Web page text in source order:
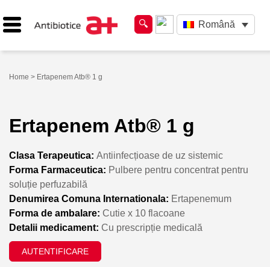
Română
Home > Ertapenem Atb® 1 g
Ertapenem Atb® 1 g
Clasa Terapeutica: Antiinfecțioase de uz sistemic
Forma Farmaceutica: Pulbere pentru concentrat pentru
soluție perfuzabilă
Denumirea Comuna Internationala: Ertapenemum
Forma de ambalare: Cutie x 10 flacoane
Detalii medicament: Cu prescripție medicală
AUTENTIFICARE